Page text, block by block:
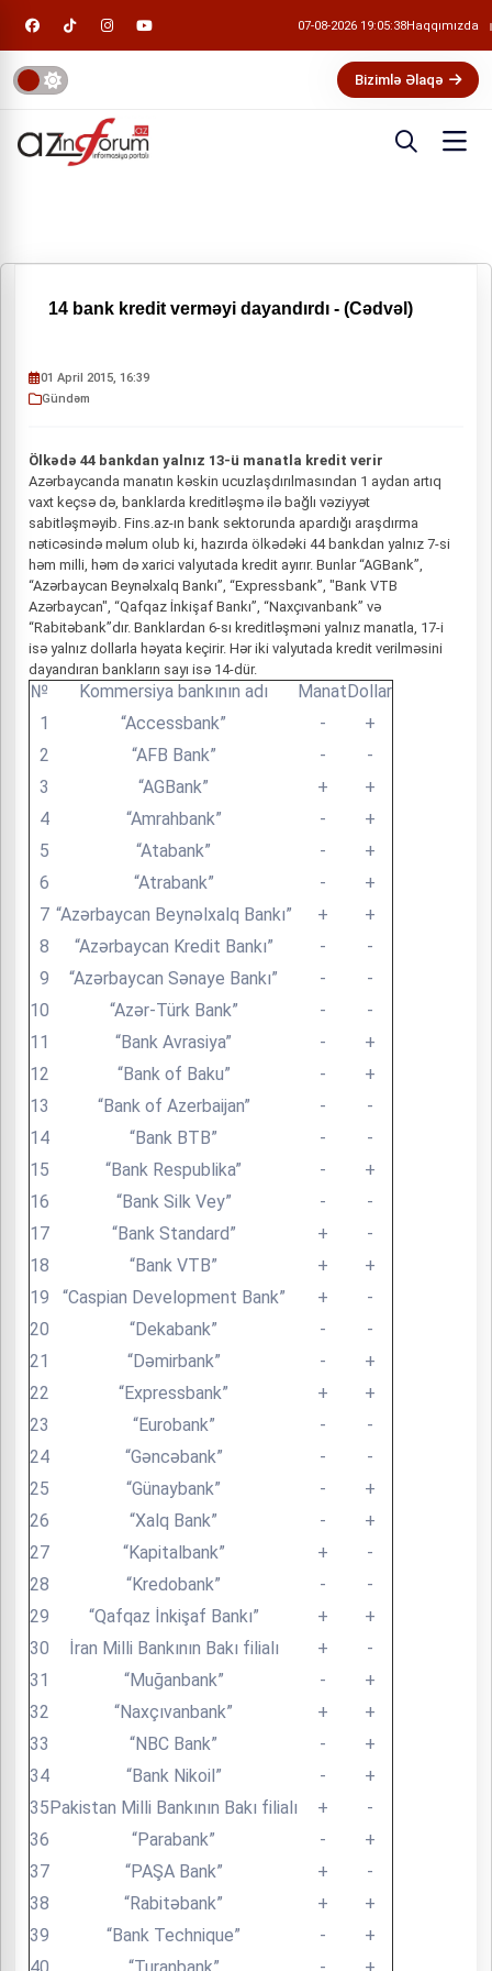
07-08-2026 19:05:38Haqqımızda
Bizimlə Əlaqə
14 bank kredit verməyi dayandırdı - (Cədvəl)
01 April 2015, 16:39
Gündəm
Ölkədə 44 bankdan yalnız 13-ü manatla kredit verir
Azərbaycanda manatın kəskin ucuzlaşdırılmasından 1 aydan artıq
vaxt keçsə də, banklarda kreditləşmə ilə bağlı vəziyyət
sabitləşməyib. Fins.az-ın bank sektorunda apardığı araşdırma
nəticəsində məlum olub ki, hazırda ölkədəki 44 bankdan yalnız 7-si
həm milli, həm də xarici valyutada kredit ayırır. Bunlar “AGBank”,
“Azərbaycan Beynəlxalq Bankı”, “Expressbank”, "Bank VTB
Azərbaycan", “Qafqaz İnkişaf Bankı”, “Naxçıvanbank” və
“Rabitəbank”dır. Banklardan 6-sı kreditləşməni yalnız manatla, 17-i
isə yalnız dollarla həyata keçirir. Hər iki valyutada kredit verilməsini
dayandıran bankların sayı isə 14-dür.
№ Kommersiya bankının adı ManatDollar
1
“Accessbank” -
+
2
“AFB Bank” -
-
3
“AGBank” +
+
4
“Amrahbank” -
+
5
“Atabank” -
+
6
“Atrabank” -
+
7 “Azərbaycan Beynəlxalq Bankı” +
+
8
“Azərbaycan Kredit Bankı” -
-
9
“Azərbaycan Sənaye Bankı” -
-
10
“Azər-Türk Bank” -
-
11
“Bank Avrasiya” -
+
12
“Bank of Baku” -
+
13
“Bank of Azerbaijan” -
-
14
“Bank BTB” -
-
15
“Bank Respublika” -
+
16
“Bank Silk Vey” -
-
17
“Bank Standard” +
-
18
“Bank VTB” +
+
19
“Caspian Development Bank” +
-
20
“Dekabank” -
-
21
“Dəmirbank” -
+
22
“Expressbank” +
+
23
“Eurobank” -
-
24
“Gəncəbank” -
-
25
“Günaybank” -
+
26
“Xalq Bank” -
+
27
“Kapitalbank” +
-
28
“Kredobank” -
-
29
“Qafqaz İnkişaf Bankı” +
+
30
İran Milli Bankının Bakı filialı +
-
31
“Muğanbank” -
+
32
“Naxçıvanbank” +
+
33
“NBC Bank” -
+
34
“Bank Nikoil” -
+
35Pakistan Milli Bankının Bakı filialı +
-
36
“Parabank” -
+
37
“PAŞA Bank” +
-
38
“Rabitəbank” +
+
39
“Bank Technique” -
+